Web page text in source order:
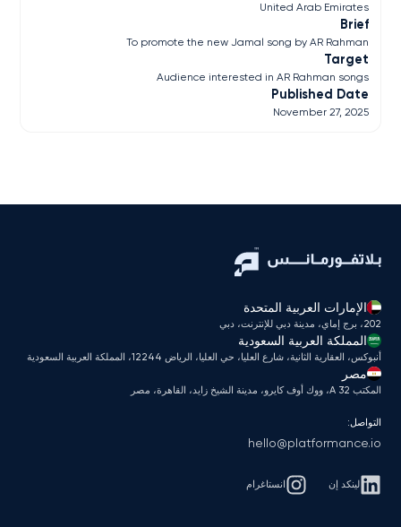
United Arab Emirates
Brief
To promote the new Jamal song by AR Rahman
Target
Audience interested in AR Rahman songs
Published Date
November 27, 2025
الإمارات العربية المتحدة
202، برج إماي، مدينة دبي للإنترنت، دبي
المملكة العربية السعودية
أنبوكس، العقارية الثانية، شارع العليا، حي العليا، الرياض 12244، المملكة العربية السعودية
مصر
المكتب A 32، ووك أوف كايرو، مدينة الشيخ زايد، القاهرة، مصر
التواصل:
hello@platformance.io
لينكد إن انستاغرام